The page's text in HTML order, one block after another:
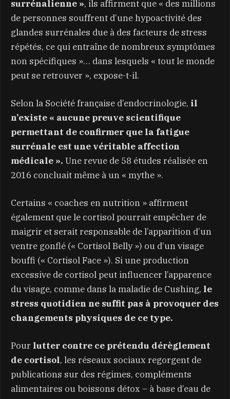
surrénalienne », ils affirment que « des millions
de personnes souffrent d’une hypoactivité des
glandes surrénales due à des facteurs de stress
répétés, ce qui entraîne de nombreux symptômes
non spécifiques »… dans lesquels « tout le monde
peut se retrouver », expose-t-il.
Selon la Société française d’endocrinologie, il
n’existe « aucune preuve scientifique
permettant de confirmer que la fatigue
surrénale est une véritable affection
médicale ». Une revue de 58 études réalisée en
2016 concluait même à un « mythe ».
Certains « coaches en nutrition » affirment
également que le cortisol pourrait empêcher de
maigrir et serait responsable de l’apparition d’un
ventre gonflé (« Cortisol Belly ») ou d’un visage
bouffi (« Cortisol Face »). Si une production
excessive de cortisol peut influencer l’apparence
du visage, comme dans la maladie de Cushing, le
stress quotidien ne suffit pas à provoquer des
changements physiques de ce type.
Pour lutter contre ce prétendu dérèglement
de cortisol, les réseaux sociaux regorgent de
publications sur des régimes, compléments
alimentaires ou boissons détox – à base d’eau de